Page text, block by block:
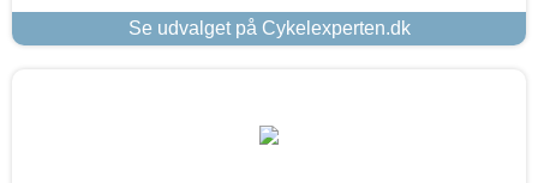
Se udvalget på Cykelexperten.dk